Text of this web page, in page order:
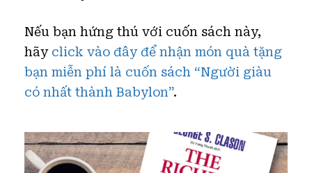
Nếu bạn hứng thú với cuốn sách này,
hãy click vào đây để nhận món quà tặng
bạn miễn phí là cuốn sách “Người giàu
có nhất thành Babylon”.